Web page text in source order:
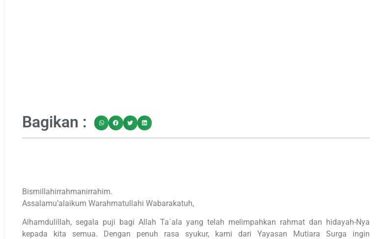
Bagikan :
Bismillahirrahmanirrahim.
Assalamu’alaikum Warahmatullahi Wabarakatuh,
Alhamdulillah, segala puji bagi Allah Ta`ala yang telah melimpahkan rahmat dan hidayah-Nya
kepada kita semua. Dengan penuh rasa syukur, kami dari Yayasan Mutiara Surga ingin